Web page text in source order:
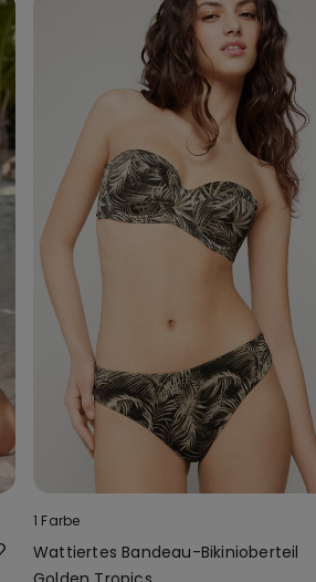
1 Farbe
Wattiertes Bandeau-Bikinioberteil